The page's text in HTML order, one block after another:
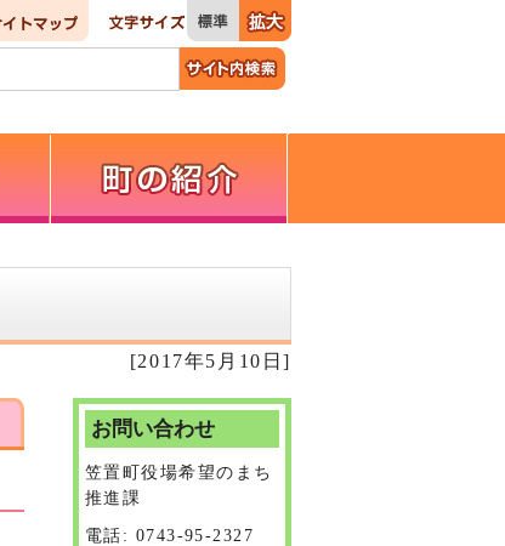
[2017年5月10日]
お問い合わせ
笠置町役場希望のまち
推進課
電話: 0743-95-2327